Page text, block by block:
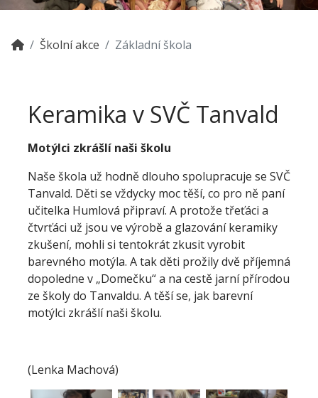
Školní akce Základní škola
Keramika v SVČ Tanvald
Motýlci zkrášlí naši školu
Naše škola už hodně dlouho spolupracuje se SVČ
Tanvald. Děti se vždycky moc těší, co pro ně paní
učitelka Humlová připraví. A protože třeťáci a
čtvrťáci už jsou ve výrobě a glazování keramiky
zkušení, mohli si tentokrát zkusit vyrobit
barevného motýla. A tak děti prožily dvě příjemná
dopoledne v „Domečku“ a na cestě jarní přírodou
ze školy do Tanvaldu. A těší se, jak barevní
motýlci zkrášlí naši školu.
(Lenka Machová)